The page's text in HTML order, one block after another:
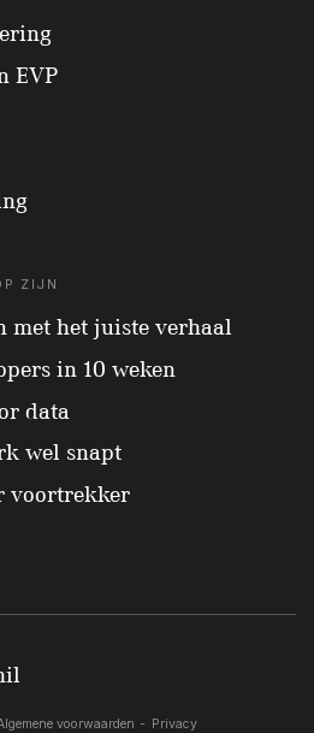
EVP
ZIJN
met het juiste verhaal
in 10 weken
data
wel snapt
voortrekker
voorwaarden Privacy